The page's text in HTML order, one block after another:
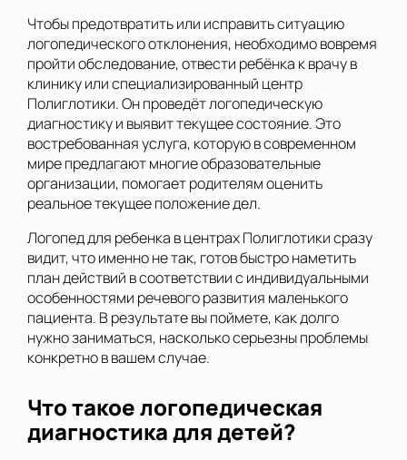
Чтобы предотвратить или исправить ситуацию
логопедического отклонения, необходимо вовремя
пройти обследование, отвести ребёнка к врачу в
клинику или специализированный центр
Полиглотики. Он проведёт логопедическую
диагностику и выявит текущее состояние. Это
востребованная услуга, которую в современном
мире предлагают многие образовательные
организации, помогает родителям оценить
реальное текущее положение дел.
Логопед для ребенка в центрах Полиглотики сразу
видит, что именно не так, готов быстро наметить
план действий в соответствии с индивидуальными
особенностями речевого развития маленького
пациента. В результате вы поймете, как долго
нужно заниматься, насколько серьезны проблемы
конкретно в вашем случае.
Что такое логопедическая
диагностика для детей?